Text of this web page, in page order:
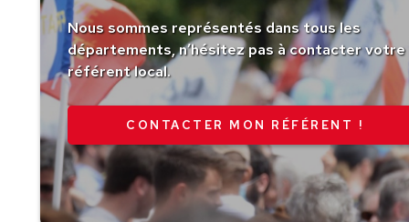
Nous sommes représentés dans tous les
départements, n’hésitez pas à contacter votre
référent local.
CONTACTER MON RÉFÉRENT !